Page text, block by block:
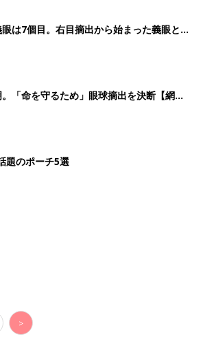
は7個目。右目摘出から始まった義眼と
「命を守るため」眼球摘出を決断【網膜
題のポーチ5選
>